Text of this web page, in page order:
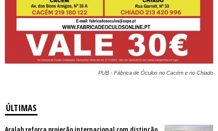
PUB - Fábrica de Óculos no Cacém e no Chiado
ÚLTIMAS